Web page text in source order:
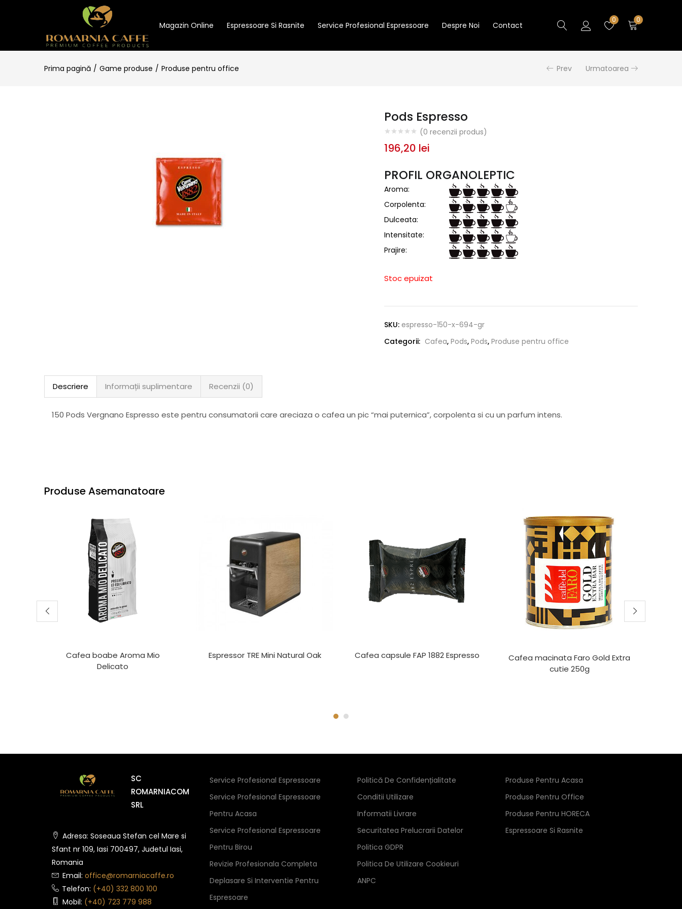
Magazin Online Espressoare Si Rasnite Service Profesional Espressoare Despre Noi Contact
0 0
Prima pagină Game produse Produse pentru office Prev Urmatoarea
Pods Espresso
(0 recenzii produs)
196,20 lei
PROFIL ORGANOLEPTIC
Aroma:
Corpolenta:
Dulceata:
Intensitate:
Prajire:
Stoc epuizat
SKU: espresso-150-x-694-gr
Categorii: Cafea, Pods, Pods, Produse pentru office
Descriere Informații suplimentare Recenzii (0)
150 Pods Vergnano Espresso este pentru consumatorii care areciaza o cafea un pic “mai puternica”, corpolenta si cu un parfum intens.
Produse Asemanatoare
Cafea boabe Aroma Mio
Delicato
Espressor TRE Mini Natural Oak Cafea capsule FAP 1882 Espresso
Cafea macinata Faro Gold Extra
cutie 250g
SC
ROMARNIACOM
SRL
Adresa: Soseaua Stefan cel Mare si
Sfant nr 109, Iasi 700497, Judetul Iasi,
Romania
Email: office@romarniacaffe.ro
Telefon: (+40) 332 800 100
Mobil: (+40) 723 779 988
Service Profesional Espressoare
Service Profesional Espressoare
Pentru Acasa
Service Profesional Espressoare
Pentru Birou
Revizie Profesionala Completa
Deplasare Si Interventie Pentru
Espresoare
Politică De Confidențialitate
Conditii Utilizare
Informatii Livrare
Securitatea Prelucrarii Datelor
Politica GDPR
Politica De Utilizare Cookieuri
ANPC
Produse Pentru Acasa
Produse Pentru Office
Produse Pentru HORECA
Espressoare Si Rasnite